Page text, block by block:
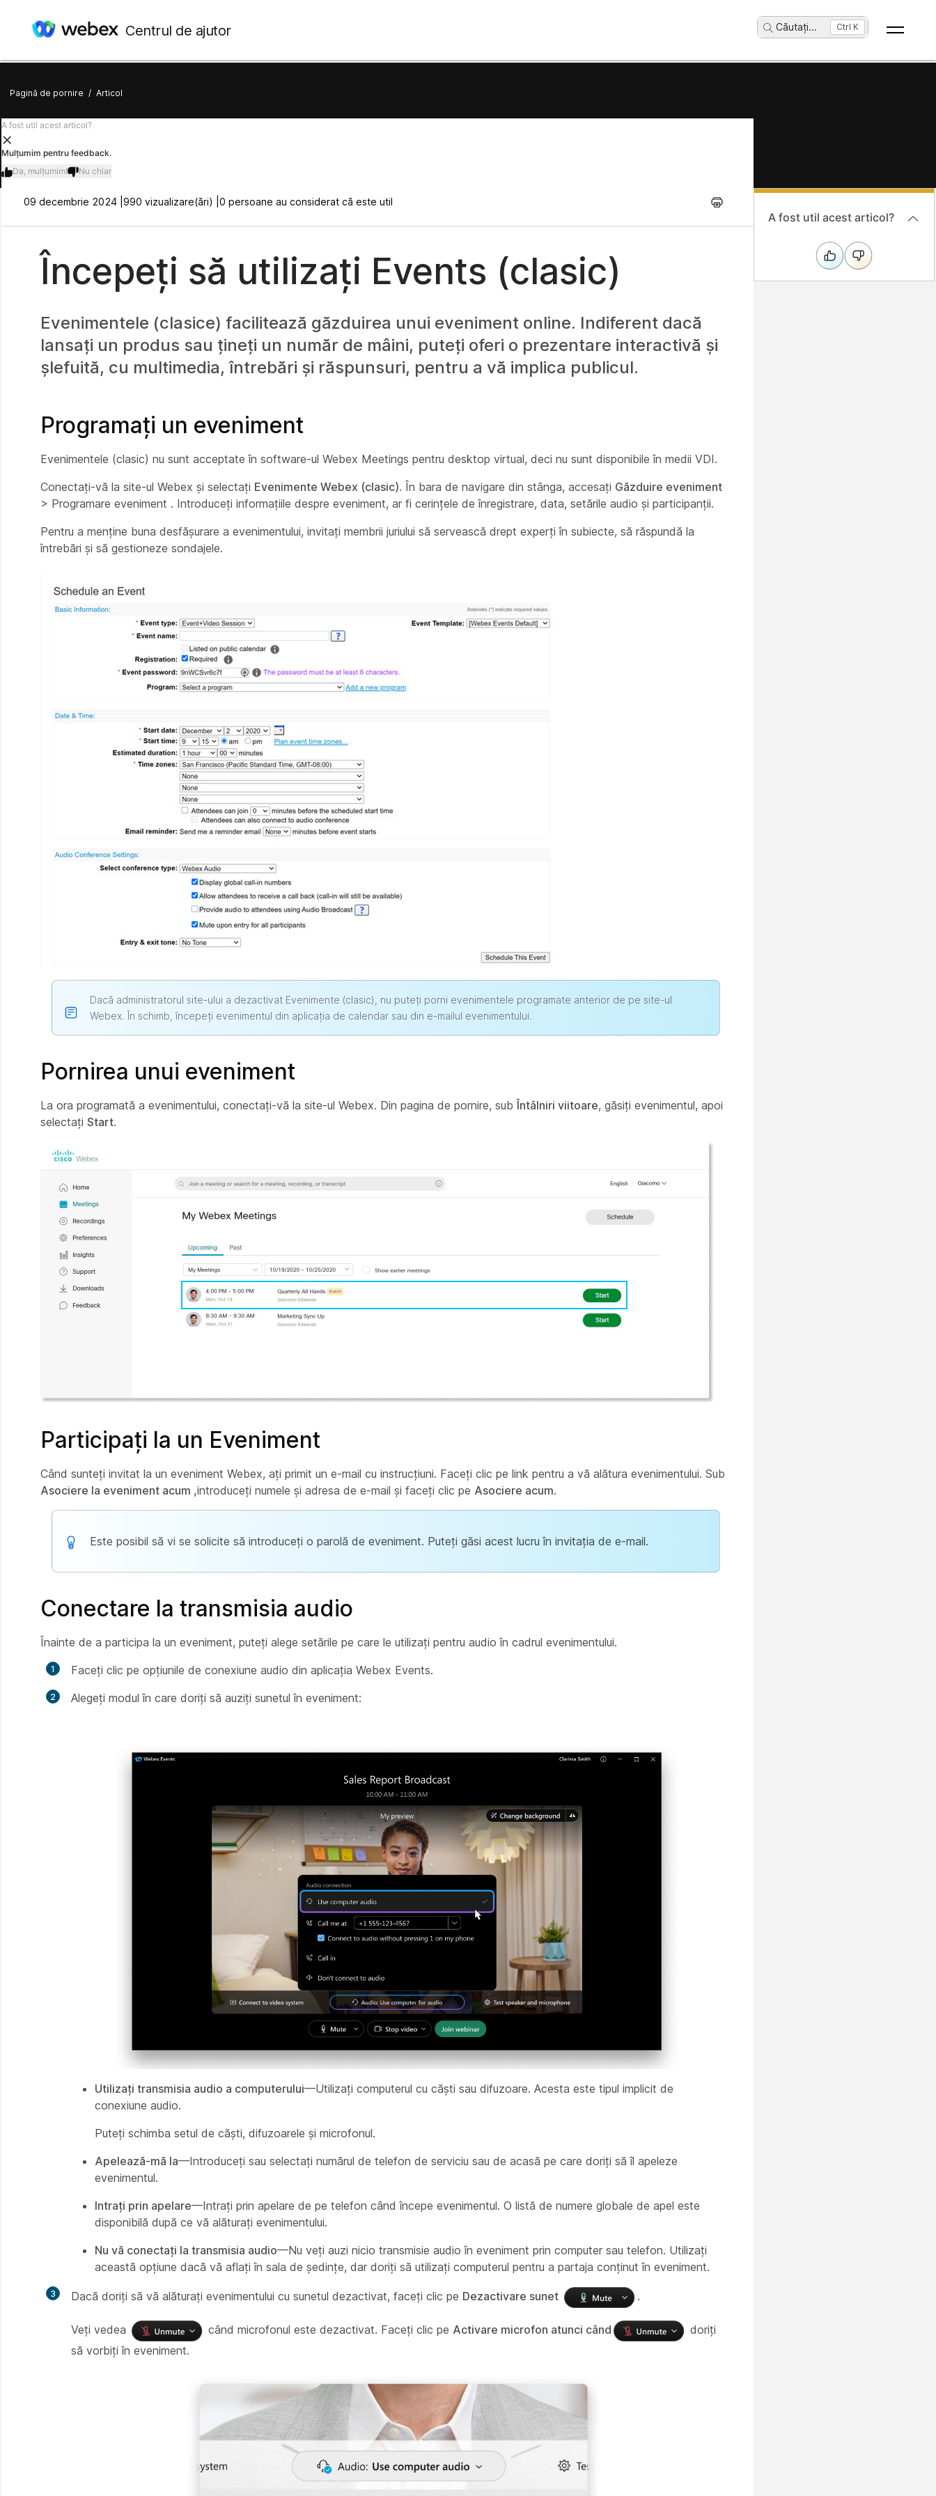
Centrul de ajutor Căutați... Ctrl K
Pagină de pornire / Articol
A fost util acest articol?
Mulțumim pentru feedback.
Da, mulțumim!
Nu chiar
09 decembrie 2024 | 990 vizualizare(ări) | 0 persoane au considerat că este util
Începeți să utilizați Events (clasic)
Evenimentele (clasice) facilitează găzduirea unui eveniment online. Indiferent dacă
lansați un produs sau țineți un număr de mâini, puteți oferi o prezentare interactivă și
șlefuită, cu multimedia, întrebări și răspunsuri, pentru a vă implica publicul.
Programați un eveniment
Evenimentele (clasic) nu sunt acceptate în software-ul Webex Meetings pentru desktop virtual, deci nu sunt disponibile în medii VDI.
Conectați-vă la site-ul Webex și selectați Evenimente Webex (clasic). În bara de navigare din stânga, accesați Găzduire eveniment
> Programare eveniment . Introduceți informațiile despre eveniment, ar fi cerințele de înregistrare, data, setările audio și participanții.
Pentru a menține buna desfășurare a evenimentului, invitați membrii juriului să servească drept experți în subiecte, să răspundă la
întrebări și să gestioneze sondajele.
Dacă administratorul site-ului a dezactivat Evenimente (clasic), nu puteți porni evenimentele programate anterior de pe site-ul
Webex. În schimb, începeți evenimentul din aplicația de calendar sau din e-mailul evenimentului.
Pornirea unui eveniment
La ora programată a evenimentului, conectați-vă la site-ul Webex. Din pagina de pornire, sub Întâlniri viitoare, găsiți evenimentul, apoi
selectați Start.
Participați la un Eveniment
Când sunteți invitat la un eveniment Webex, ați primit un e-mail cu instrucțiuni. Faceți clic pe link pentru a vă alătura evenimentului. Sub
Asociere la eveniment acum ,introduceți numele și adresa de e-mail și faceți clic pe Asociere acum.
Este posibil să vi se solicite să introduceți o parolă de eveniment. Puteți găsi acest lucru în invitația de e-mail.
Conectare la transmisia audio
Înainte de a participa la un eveniment, puteți alege setările pe care le utilizați pentru audio în cadrul evenimentului.
Faceți clic pe opțiunile de conexiune audio din aplicația Webex Events.
Alegeți modul în care doriți să auziți sunetul în eveniment:
Utilizați transmisia audio a computerului—Utilizați computerul cu căști sau difuzoare. Acesta este tipul implicit de
conexiune audio.
Puteți schimba setul de căști, difuzoarele și microfonul.
Apelează-mă la—Introduceți sau selectați numărul de telefon de serviciu sau de acasă pe care doriți să îl apeleze
evenimentul.
Intrați prin apelare—Intrați prin apelare de pe telefon când începe evenimentul. O listă de numere globale de apel este
disponibilă după ce vă alăturați evenimentului.
Nu vă conectați la transmisia audio—Nu veți auzi nicio transmisie audio în eveniment prin computer sau telefon. Utilizați
această opțiune dacă vă aflați în sala de ședințe, dar doriți să utilizați computerul pentru a partaja conținut în eveniment.
Dacă doriți să vă alăturați evenimentului cu sunetul dezactivat, faceți clic pe Dezactivare sunet .
Veți vedea când microfonul este dezactivat. Faceți clic pe Activare microfon atunci când
doriți
să vorbiți în eveniment.
A fost util acest articol?